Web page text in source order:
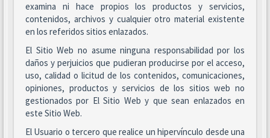
examina ni hace propios los productos y servicios,
contenidos, archivos y cualquier otro material existente
en los referidos sitios enlazados.
El Sitio Web no asume ninguna responsabilidad por los
daños y perjuicios que pudieran producirse por el acceso,
uso, calidad o licitud de los contenidos, comunicaciones,
opiniones, productos y servicios de los sitios web no
gestionados por El Sitio Web y que sean enlazados en
este Sitio Web.
El Usuario o tercero que realice un hipervínculo desde una